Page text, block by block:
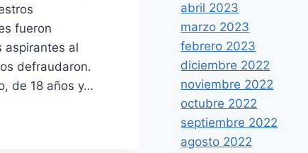
fueron
aspirantes al
defraudaron.
de 18 años y…
abril 2023
marzo 2023
febrero 2023
diciembre 2022
noviembre 2022
octubre 2022
septiembre 2022
agosto 2022